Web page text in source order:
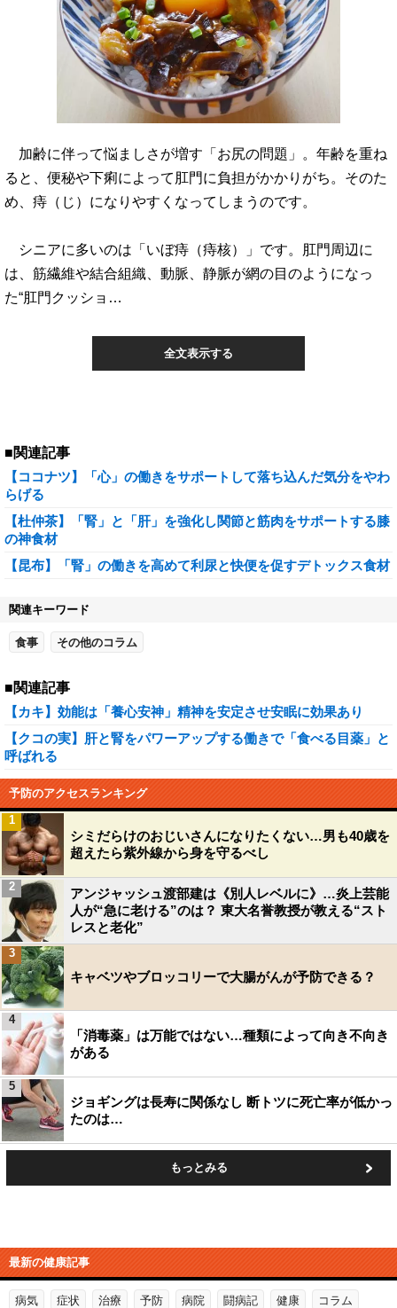
加齢に伴って悩ましさが増す「お尻の問題」。年齢を重ね
ると、便秘や下痢によって肛門に負担がかかりがち。そのた
め、痔（じ）になりやすくなってしまうのです。
シニアに多いのは「いぼ痔（痔核）」です。肛門周辺に
は、筋繊維や結合組織、動脈、静脈が網の目のようになっ
た“肛門クッショ…
全文表示する
■関連記事
【ココナツ】「心」の働きをサポートして落ち込んだ気分をやわ
らげる
【杜仲茶】「腎」と「肝」を強化し関節と筋肉をサポートする膝
の神食材
【昆布】「腎」の働きを高めて利尿と快便を促すデトックス食材
関連キーワード
食事 その他のコラム
■関連記事
【カキ】効能は「養心安神」精神を安定させ安眠に効果あり
【クコの実】肝と腎をパワーアップする働きで「食べる目薬」と
呼ばれる
予防のアクセスランキング
シミだらけのおじいさんになりたくない…男も40歳を
超えたら紫外線から身を守るべし
1
アンジャッシュ渡部建は《別人レベルに》…炎上芸能
人が“急に老ける”のは？ 東大名誉教授が教える“スト
レスと老化”
2
キャベツやブロッコリーで大腸がんが予防できる？
3
「消毒薬」は万能ではない…種類によって向き不向き
がある
4
ジョギングは長寿に関係なし 断トツに死亡率が低かっ
たのは…
5
もっとみる
最新の健康記事
病気 症状 治療 予防 病院 闘病記 健康 コラム